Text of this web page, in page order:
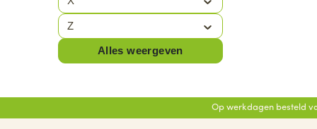
(61)
BRUNOTTI
(6)
BUFF
(16)
BULLPADEL
(57)
BULLS
Z
Alles weergeven
Op werkdagen besteld